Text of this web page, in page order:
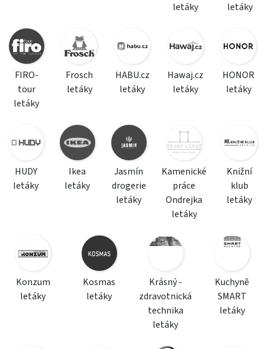
letáky
letáky
FIRO-
tour
letáky
Frosch
letáky
HABU.cz
letáky
Hawaj.cz
letáky
HONOR
letáky
HUDY
letáky
Ikea
letáky
Jasmín
drogerie
letáky
Kamenické
práce
Ondrejka
letáky
Knižní
klub
letáky
Konzum
letáky
Kosmas
letáky
Krásný -
zdravotnická
technika
letáky
Kuchyně
SMART
letáky